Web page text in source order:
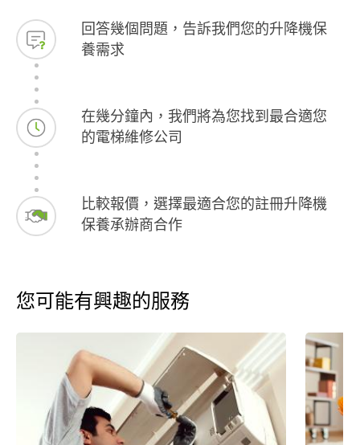
回答幾個問題，告訴我們您的升降機保
養需求
在幾分鐘內，我們將為您找到最合適您
的電梯維修公司
比較報價，選擇最適合您的註冊升降機
保養承辦商合作
您可能有興趣的服務